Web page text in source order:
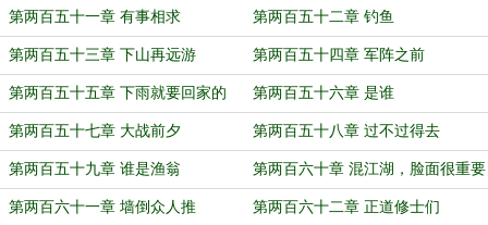
第两百五十一章 有事相求 第两百五十二章 钓鱼
第两百五十三章 下山再远游 第两百五十四章 军阵之前
第两百五十五章 下雨就要回家的 第两百五十六章 是谁
第两百五十七章 大战前夕 第两百五十八章 过不过得去
第两百五十九章 谁是渔翁 第两百六十章 混江湖，脸面很重要
第两百六十一章 墙倒众人推 第两百六十二章 正道修士们